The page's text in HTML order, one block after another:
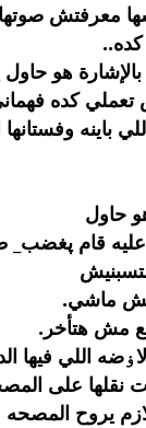
معرفتش
كده..
هو
كده
باينه
حاول
قام
ماشي.
مش هتأخر.
اللي فيها
نقلها على
لازم يروح